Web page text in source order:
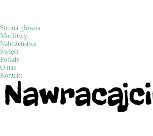
Strona główna
Modlitwy
Nabożeństwa
Święci
Porady
O nas
Kontakt